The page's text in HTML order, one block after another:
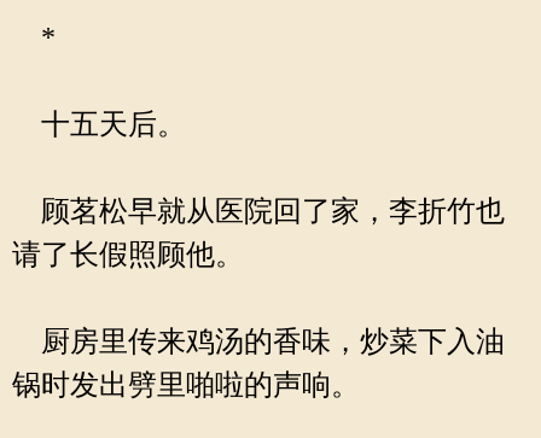
*
十五天后。
顾茗松早就从医院回了家，李折竹也
请了长假照顾他。
厨房里传来鸡汤的香味，炒菜下入油
锅时发出劈里啪啦的声响。